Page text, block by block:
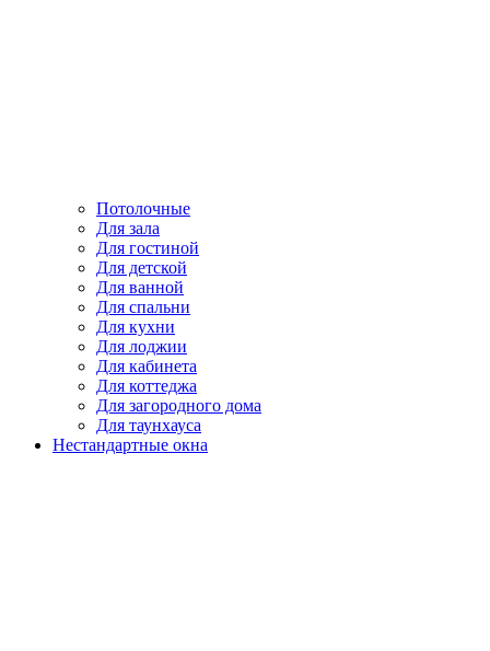
Потолочные
Для зала
Для гостиной
Для детской
Для ванной
Для спальни
Для кухни
Для лоджии
Для кабинета
Для коттеджа
Для загородного дома
Для таунхауса
Нестандартные окна